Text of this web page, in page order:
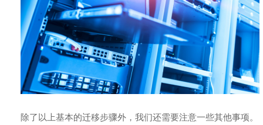
除了以上基本的迁移步骤外，我们还需要注意一些其他事项。